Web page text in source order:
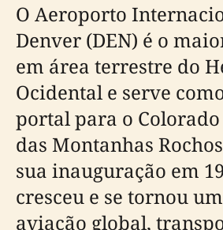
O Aeroporto
Denver (DEN) é o
em área terrestre do
Ocidental e serve
portal para o
das Montanhas
sua inauguração em
cresceu e se tornou
aviação global,